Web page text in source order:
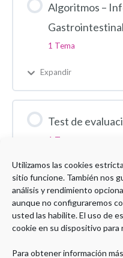
Utilizamos las cookies
sitio funcione. También nos
análisis y rendimiento
aunque no configuraremos
usted las habilite. El uso de
cookie en su dispositivo
Para obtener información
Algoritmos –
Gastrointestinal
1 Tema
Expandir
Test de
1 Test
Expandir